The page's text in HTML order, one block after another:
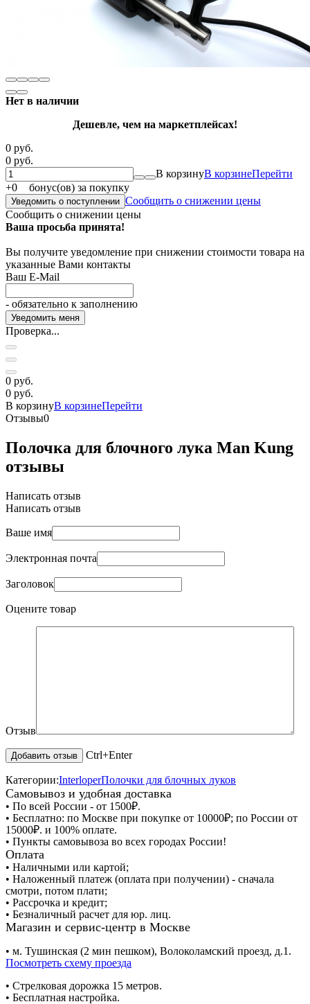
Нет в наличии
Дешевле, чем на маркетплейсах!
0 руб.
0 руб.
В корзинуВ корзинеПерейти
+0 бонус(ов) за покупку
Уведомить о поступлении Сообщить о снижении цены
Сообщить о снижении цены
Ваша просьба принята!
Вы получите уведомление при снижении стоимости товара на
указанные Вами контакты
Ваш E-Mail
- обязательно к заполнению
Проверка...
0 руб.
0 руб.
В корзинуВ корзинеПерейти
Отзывы0
Полочка для блочного лука Man Kung
отзывы
Написать отзыв
Написать отзыв
Ваше имя
Электронная почта
Заголовок
Оцените товар
Отзыв
Ctrl+Enter
Категории:InterloperПолочки для блочных луков
Самовывоз и удобная доставка
• По всей России - от 1500₽.
• Бесплатно: по Москве при покупке от 10000₽; по России от
15000₽. и 100% оплате.
• Пункты самовывоза во всех городах России!
Оплата
• Наличными или картой;
• Наложенный платеж (оплата при получении) - сначала
смотри, потом плати;
• Рассрочка и кредит;
• Безналичный расчет для юр. лиц.
Магазин и сервис-центр в Москве
• м. Тушинская (2 мин пешком), Волоколамский проезд, д.1.
Посмотреть схему проезда
• Cтрелковая дорожка 15 метров.
• Бесплатная настройка.